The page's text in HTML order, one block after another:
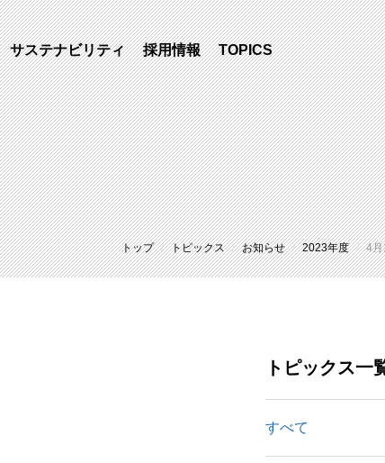
サステナビリティ 採用情報 TOPICS
トップ トピックス お知らせ 2023年度 4
トピックス一
すべて